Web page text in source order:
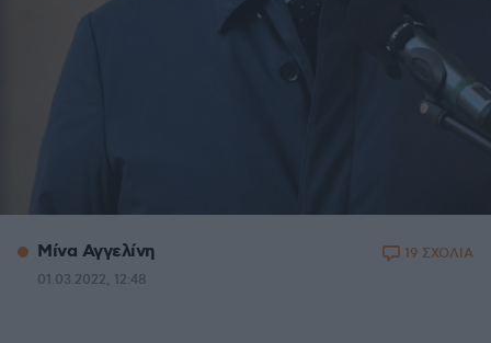
Μίνα Αγγελίνη
01.03.2022, 12:48
19 ΣΧΟΛΙΑ